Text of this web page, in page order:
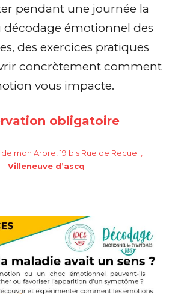
pendant une journée la
émotionnel des
des exercices pratiques
concrètement comment
vous impacte.
obligatoire
mon Arbre, 19 bis Rue de Recueil,
Villeneuve d’ascq